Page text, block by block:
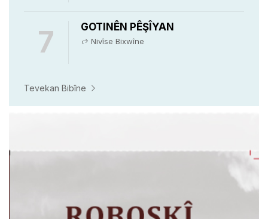
7 GOTINÊN PÊŞÎYAN
Nivîse Bixwîne
Tevekan Bibîne